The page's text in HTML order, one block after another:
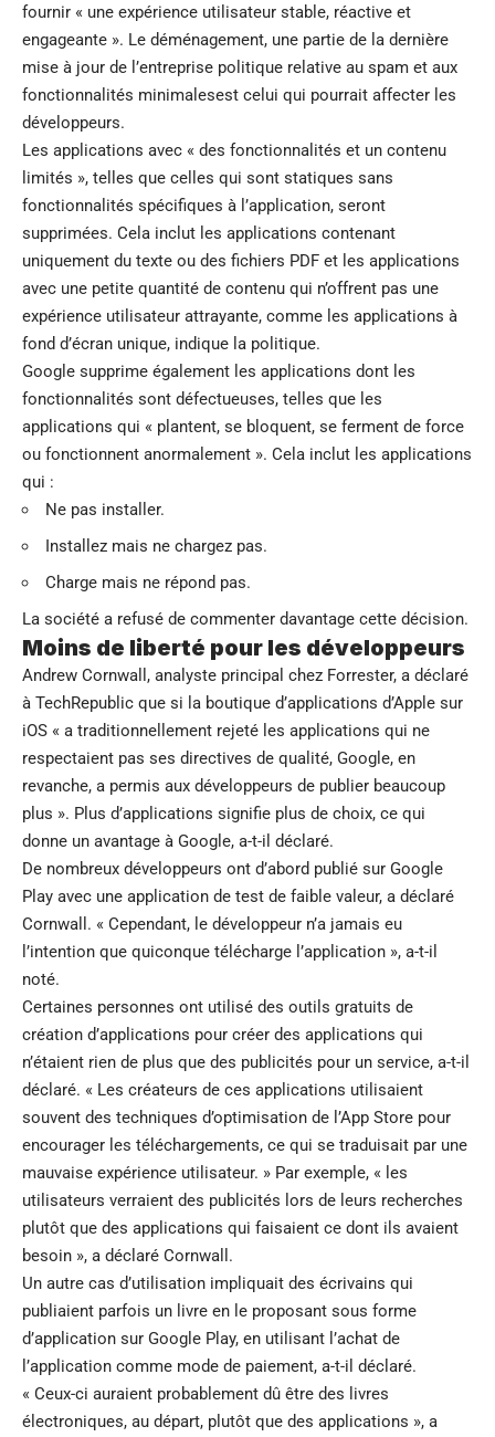
fournir « une expérience utilisateur stable, réactive et
engageante ». Le déménagement, une partie de la dernière
mise à jour de l’entreprise politique relative au spam et aux
fonctionnalités minimalesest celui qui pourrait affecter les
développeurs.
Les applications avec « des fonctionnalités et un contenu
limités », telles que celles qui sont statiques sans
fonctionnalités spécifiques à l’application, seront
supprimées. Cela inclut les applications contenant
uniquement du texte ou des fichiers PDF et les applications
avec une petite quantité de contenu qui n’offrent pas une
expérience utilisateur attrayante, comme les applications à
fond d’écran unique, indique la politique.
Google supprime également les applications dont les
fonctionnalités sont défectueuses, telles que les
applications qui « plantent, se bloquent, se ferment de force
ou fonctionnent anormalement ». Cela inclut les applications
qui :
Ne pas installer.
Installez mais ne chargez pas.
Charge mais ne répond pas.
La société a refusé de commenter davantage cette décision.
Moins de liberté pour les développeurs
Andrew Cornwall, analyste principal chez Forrester, a déclaré
à TechRepublic que si la boutique d’applications d’Apple sur
iOS « a traditionnellement rejeté les applications qui ne
respectaient pas ses directives de qualité, Google, en
revanche, a permis aux développeurs de publier beaucoup
plus ». Plus d’applications signifie plus de choix, ce qui
donne un avantage à Google, a-t-il déclaré.
De nombreux développeurs ont d’abord publié sur Google
Play avec une application de test de faible valeur, a déclaré
Cornwall. « Cependant, le développeur n’a jamais eu
l’intention que quiconque télécharge l’application », a-t-il
noté.
Certaines personnes ont utilisé des outils gratuits de
création d’applications pour créer des applications qui
n’étaient rien de plus que des publicités pour un service, a-t-il
déclaré. « Les créateurs de ces applications utilisaient
souvent des techniques d’optimisation de l’App Store pour
encourager les téléchargements, ce qui se traduisait par une
mauvaise expérience utilisateur. » Par exemple, « les
utilisateurs verraient des publicités lors de leurs recherches
plutôt que des applications qui faisaient ce dont ils avaient
besoin », a déclaré Cornwall.
Un autre cas d’utilisation impliquait des écrivains qui
publiaient parfois un livre en le proposant sous forme
d’application sur Google Play, en utilisant l’achat de
l’application comme mode de paiement, a-t-il déclaré.
« Ceux-ci auraient probablement dû être des livres
électroniques, au départ, plutôt que des applications », a